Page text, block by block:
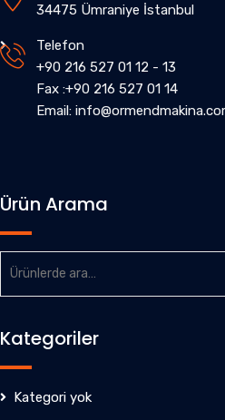
34475 Ümraniye İstanbul
Telefon
+90 216 527 01 12 - 13
Fax :+90 216 527 01 14
Email:
Ürün Arama
Ara:
Kategoriler
Kategori yok